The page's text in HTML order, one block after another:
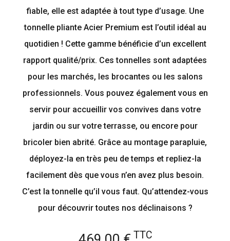
fiable, elle est adaptée à tout type d’usage. Une
tonnelle pliante Acier Premium est l’outil idéal au
quotidien ! Cette gamme bénéficie d’un excellent
rapport qualité/prix. Ces tonnelles sont adaptées
pour les marchés, les brocantes ou les salons
professionnels. Vous pouvez également vous en
servir pour accueillir vos convives dans votre
jardin ou sur votre terrasse, ou encore pour
bricoler bien abrité. Grâce au montage parapluie,
déployez-la en très peu de temps et repliez-la
facilement dès que vous n’en avez plus besoin.
C’est la tonnelle qu’il vous faut. Qu’attendez-vous
pour découvrir toutes nos déclinaisons ?
TTC